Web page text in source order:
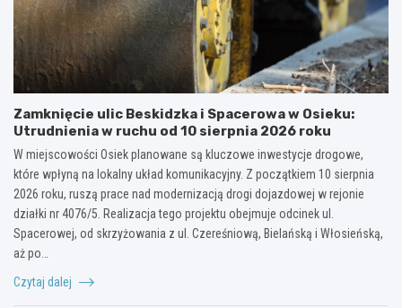
Zamknięcie ulic Beskidzka i Spacerowa w Osieku:
Utrudnienia w ruchu od 10 sierpnia 2026 roku
W miejscowości Osiek planowane są kluczowe inwestycje drogowe,
które wpłyną na lokalny układ komunikacyjny. Z początkiem 10 sierpnia
2026 roku, ruszą prace nad modernizacją drogi dojazdowej w rejonie
działki nr 4076/5. Realizacja tego projektu obejmuje odcinek ul.
Spacerowej, od skrzyżowania z ul. Czereśniową, Bielańską i Włosieńską,
aż po…
Czytaj dalej